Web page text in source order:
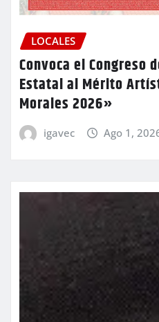
LOCALES
Convoca el Congreso
Estatal al Mérito
Morales 2026»
igavec Ago 1,